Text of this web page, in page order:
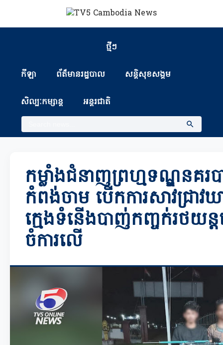
ថ្មីៗ
កីឡា ព័ត៏មានរដ្ឋបាល សន្តិសុខសង្គម
សិល្បៈកម្សាន្ត អន្តរជាតិ
កម្លាំងជំនាញព្រហ្មទណ្ឌនគរ
កំពង់ចាម បើកការសាវជ្រាវ
ក្មេងទំនើងបាញ់កញ្ចក់រថយ
ចំការលើ